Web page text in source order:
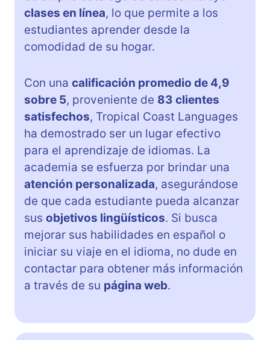
clases en línea, lo que permite a los
estudiantes aprender desde la
comodidad de su hogar.
Con una calificación promedio de 4,9
sobre 5, proveniente de 83 clientes
satisfechos, Tropical Coast Languages
ha demostrado ser un lugar efectivo
para el aprendizaje de idiomas. La
academia se esfuerza por brindar una
atención personalizada, asegurándose
de que cada estudiante pueda alcanzar
sus objetivos lingüísticos. Si busca
mejorar sus habilidades en español o
iniciar su viaje en el idioma, no dude en
contactar para obtener más información
a través de su página web.